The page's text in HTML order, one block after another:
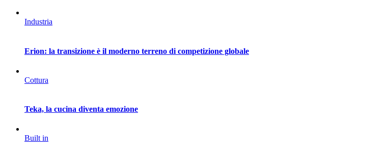
Industria
Erion: la transizione è il moderno terreno di competizione globale
Cottura
Teka, la cucina diventa emozione
Built in